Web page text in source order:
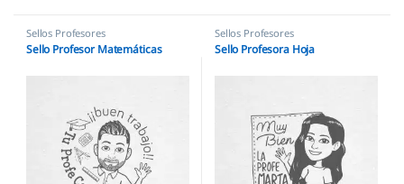
Sellos Profesores
Sello Profesor Matemáticas
Sellos Profesores
Sello Profesora Hoja